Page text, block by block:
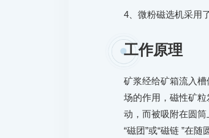
4、微粉磁选机采用
工作原理
矿浆经给矿箱流入
场的作用，磁性矿粒
动，而被吸附在圆
“磁团”或“磁链 ”在